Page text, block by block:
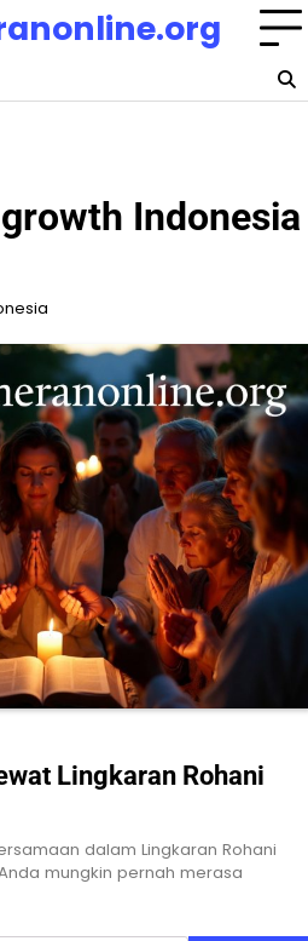
Indonesia
Lingkaran Rohani
dalam Lingkaran Rohani
mungkin pernah merasa